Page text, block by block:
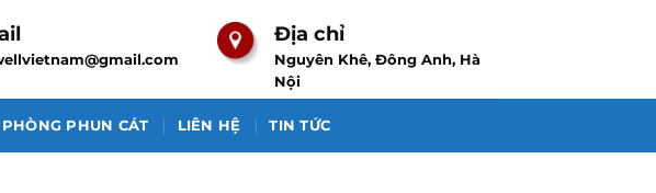
Địa chỉ
Nguyên Khê, Đông Anh, Hà
Nội
PHÒNG PHUN CÁT LIÊN HỆ TIN TỨC